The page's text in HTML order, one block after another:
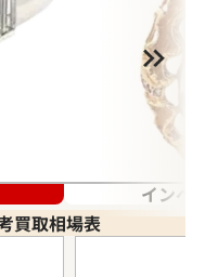
インペ
買取相場表